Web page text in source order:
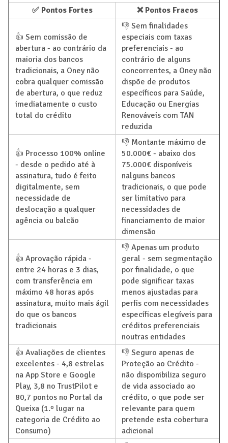
✅ Pontos Fortes
❌ Pontos Fracos
👍 Sem comissão de
abertura - ao contrário da
maioria dos bancos
tradicionais, a Oney não
cobra qualquer comissão
de abertura, o que reduz
imediatamente o custo
total do crédito
👎 Sem finalidades
especiais com taxas
preferenciais - ao
contrário de alguns
concorrentes, a Oney não
dispõe de produtos
específicos para Saúde,
Educação ou Energias
Renováveis com TAN
reduzida
👍 Processo 100% online
- desde o pedido até à
assinatura, tudo é feito
digitalmente, sem
necessidade de
deslocação a qualquer
agência ou balcão
👎 Montante máximo de
50.000€ - abaixo dos
75.000€ disponíveis
nalguns bancos
tradicionais, o que pode
ser limitativo para
necessidades de
financiamento de maior
dimensão
👍 Aprovação rápida -
entre 24 horas e 3 dias,
com transferência em
máximo 48 horas após
assinatura, muito mais ágil
do que os bancos
tradicionais
👎 Apenas um produto
geral - sem segmentação
por finalidade, o que
pode significar taxas
menos ajustadas para
perfis com necessidades
específicas elegíveis para
créditos preferenciais
noutras entidades
👍 Avaliações de clientes
excelentes - 4,8 estrelas
na App Store e Google
Play, 3,8 no TrustPilot e
80,7 pontos no Portal da
Queixa (1.º lugar na
categoria de Crédito ao
Consumo)
👎 Seguro apenas de
Proteção ao Crédito -
não disponibiliza seguro
de vida associado ao
crédito, o que pode ser
relevante para quem
pretende esta cobertura
adicional